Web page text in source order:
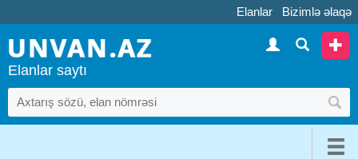
Elanlar Bizimlə əlaqə
Elanlar saytı